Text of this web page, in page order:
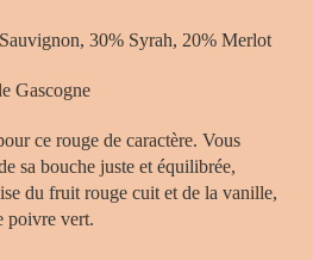
30% Syrah, 20% Merlot
Gascogne
ce rouge de caractère. Vous
sa bouche juste et équilibrée,
du fruit rouge cuit et de la vanille,
poivre vert.